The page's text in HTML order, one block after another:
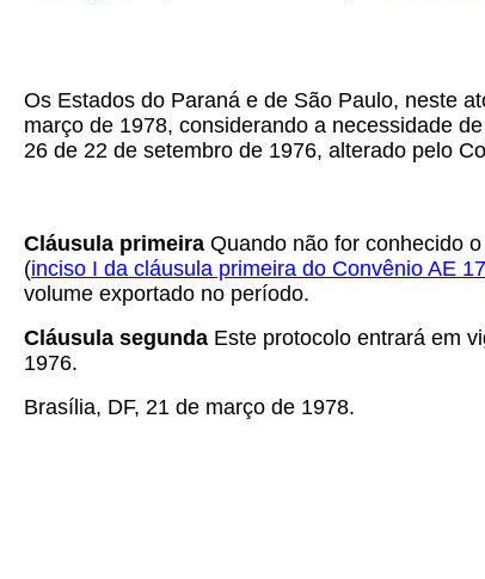
Os Estados do Paraná e de São Paulo, neste
março de 1978, considerando a necessidade
26 de 22 de setembro de 1976, alterado pelo
Cláusula primeira Quando não for conhecido
(inciso I da cláusula primeira do Convênio AE
volume exportado no período.
Cláusula segunda Este protocolo entrará em
1976.
Brasília, DF, 21 de março de 1978.